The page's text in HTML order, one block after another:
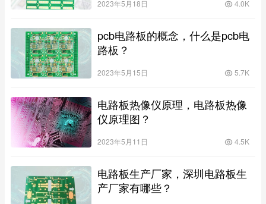
2023年5月18日 4.0K
pcb电路板的概念，什么是pcb电
路板？
2023年5月15日 5.7K
电路板热像仪原理，电路板热像
仪原理图？
2023年5月11日 4.5K
电路板生产厂家，深圳电路板生
产厂家有哪些？